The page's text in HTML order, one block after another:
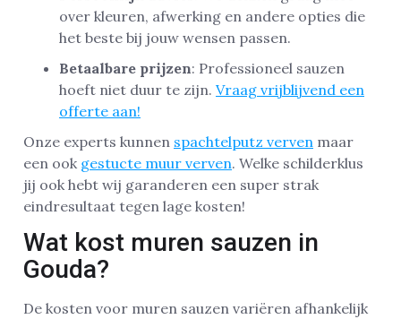
over kleuren, afwerking en andere opties die
het beste bij jouw wensen passen.
Betaalbare prijzen: Professioneel sauzen
hoeft niet duur te zijn. Vraag vrijblijvend een
offerte aan!
Onze experts kunnen spachtelputz verven maar
een ook gestucte muur verven. Welke schilderklus
jij ook hebt wij garanderen een super strak
eindresultaat tegen lage kosten!
Wat kost muren sauzen in
Gouda?
De kosten voor muren sauzen variëren afhankelijk